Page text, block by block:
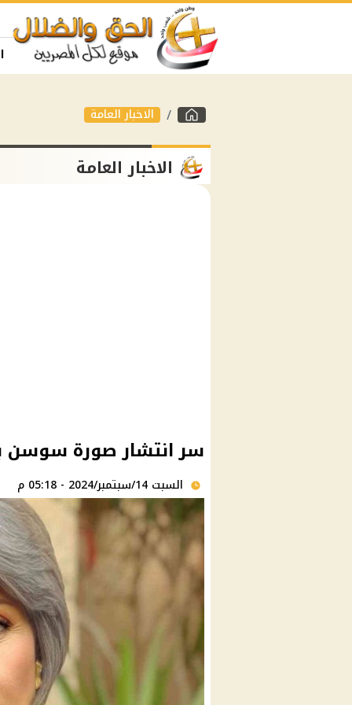
الاخبار العامة
الاخبار العامة
سر انتشار صورة سوسن
السبت 14/سبتمبر/2024 - 05:18 م